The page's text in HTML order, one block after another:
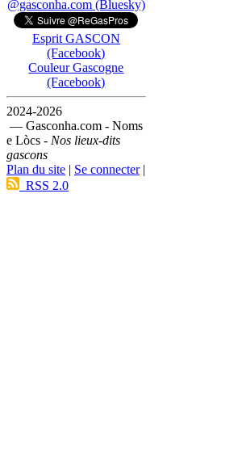
@gasconha.com (Bluesky)
Esprit GASCON
(Facebook)
Couleur Gascogne
(Facebook)
2024-2026
— Gasconha.com - Noms
e Lòcs - Nos lieux-dits
gascons
Plan du site | Se connecter|
RSS 2.0